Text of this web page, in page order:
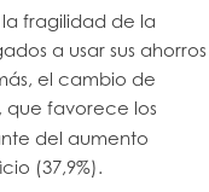
fragilidad de la
a usar sus ahorros
el cambio de
, que favorece los
del aumento
(37,9%).